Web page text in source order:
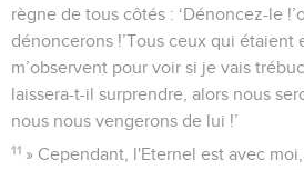
règne de tous côtés : ‘Dénoncez-le
dénoncerons !’Tous ceux qui étaient
m’observent pour voir si je vais
laissera-t-il surprendre, alors nous
nous nous vengerons de lui !’
11 » Cependant, l'Eternel est avec